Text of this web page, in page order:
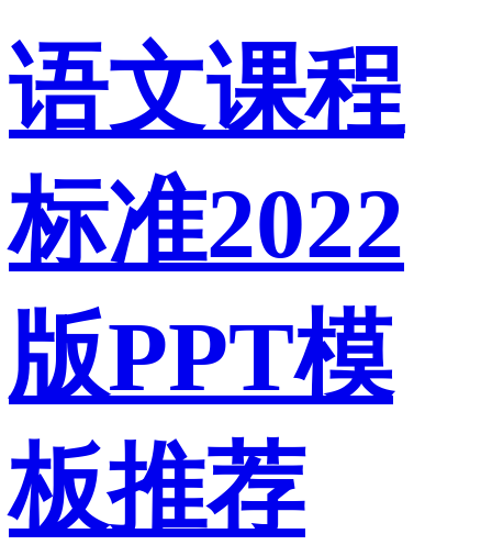
语文课程
标准2022
版PPT模
板推荐